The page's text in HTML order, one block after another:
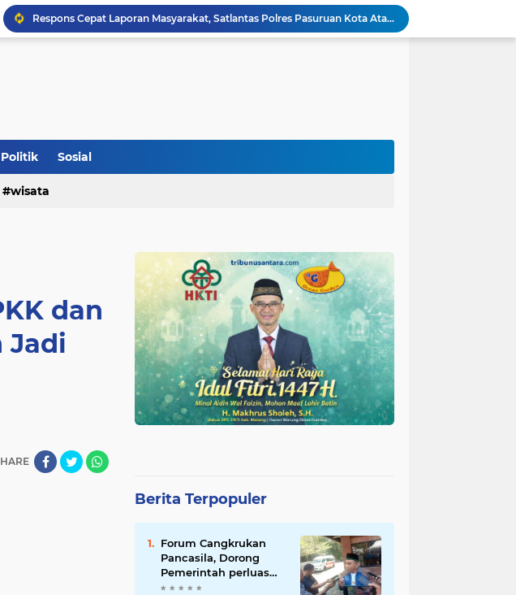
Respons Cepat Laporan Masyarakat, Satlantas Polres Pasuruan Kota Atasi Kemacetan di Exit Tol Sutojayan
Personel Satgas TMMD 129 Kodim 0904/Paser Ciptakan Lingkungan Bersih
Klinik Pengobatan Vitalitas Purwakarta H.Abdulazis Atasi Impoten
Tradisi Penyambutan Kapolres Baru di Polres Yahukimo
Politik Sosial
wisata
dan
Jadi
Berita Terpopuler
Forum Cangkrukan
Pancasila, Dorong
Pemerintah perluas
intensif Perpajakan